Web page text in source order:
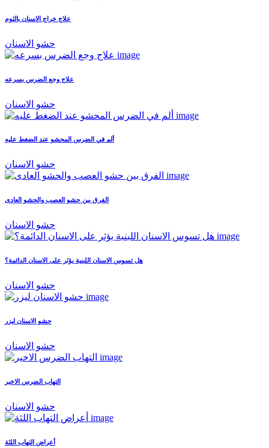
علاج خراج الاسنان بالثوم
حشو الاسنان
علاج وجع الضرس بسرعه
حشو الاسنان
ألم في الضرس المحشو عند الضغط عليه
حشو الاسنان
الفرق بين حشو العصب والحشو العادى
حشو الاسنان
هل تسوس الاسنان اللبنية يؤثر على الاسنان الدائمة؟
حشو الاسنان
حشو الاسنان ليزر
حشو الاسنان
التهاب الضرس الاخير
حشو الاسنان
أعراض التهاب اللثة